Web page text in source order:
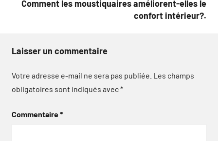
Comment les moustiquaires améliorent-elles le
confort intérieur?.
Laisser un commentaire
Votre adresse e-mail ne sera pas publiée. Les champs
obligatoires sont indiqués avec*
Commentaire*